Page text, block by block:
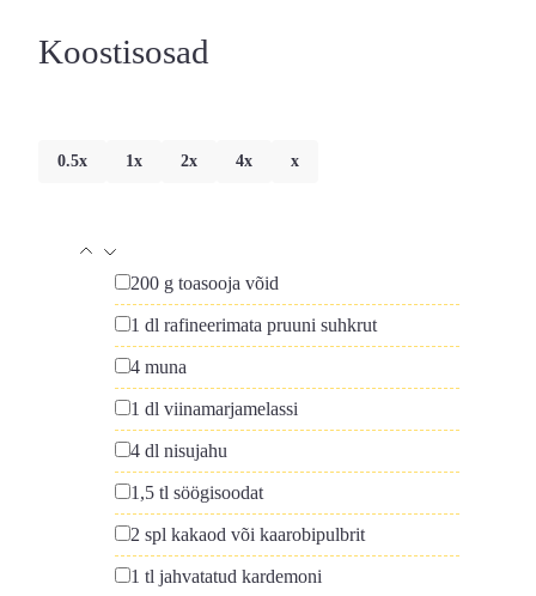
Koostisosad
0.5x 1x 2x 4x x
▢
200 g toasooja võid
▢
1 dl rafineerimata pruuni suhkrut
▢
4 muna
▢
1 dl viinamarjamelassi
▢
4 dl nisujahu
▢
1,5 tl söögisoodat
▢
2 spl kakaod või kaarobipulbrit
▢
1 tl jahvatatud kardemoni